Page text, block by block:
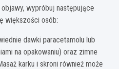
wypróbuj następujące
większości osób:
dawki paracetamolu lub
na opakowaniu) oraz zimne
karku i skroni również może